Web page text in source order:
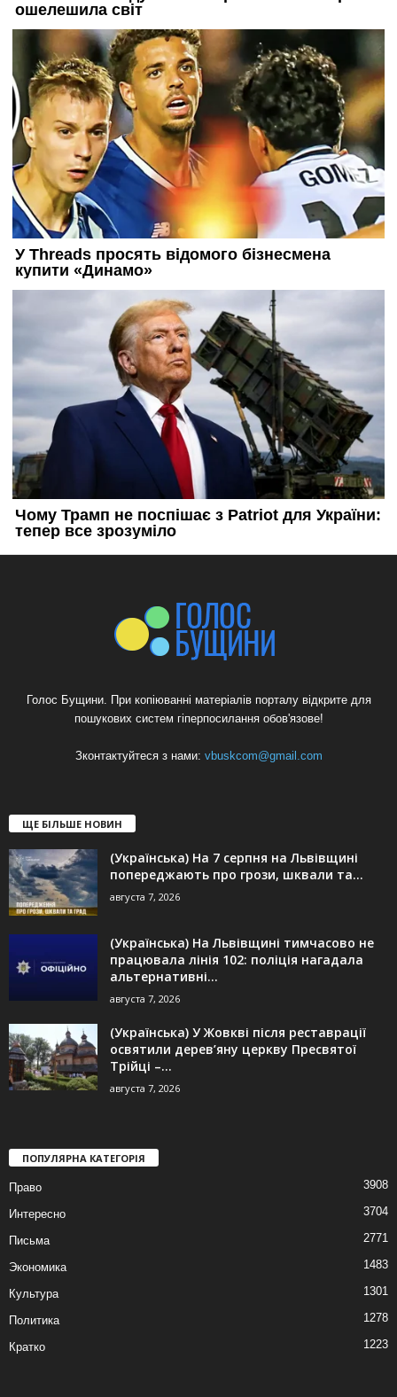
Голос Бущини. При копіюванні матеріалів порталу відкрите для
пошукових систем гіперпосилання обов'язове!
Зконтактуйтеся з нами: vbuskcom@gmail.com
ЩЕ БІЛЬШЕ НОВИН
(Українська) На 7 серпня на Львівщині
попереджають про грози, шквали та...
августа 7, 2026
(Українська) На Львівщині тимчасово не
працювала лінія 102: поліція нагадала
альтернативні...
августа 7, 2026
(Українська) У Жовкві після реставрації
освятили дерев’яну церкву Пресвятої
Трійці –...
августа 7, 2026
ПОПУЛЯРНА КАТЕГОРІЯ
Право 3908
Интересно 3704
Письма 2771
Экономика 1483
Культура 1301
Политика 1278
Кратко 1223